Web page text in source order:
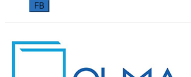
FB